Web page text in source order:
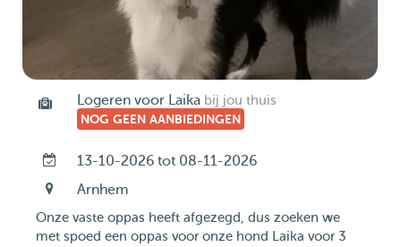
Logeren voor Laika bij jou thuis
NOG GEEN AANBIEDINGEN
13-10-2026 tot 08-11-2026
Arnhem
Onze vaste oppas heeft afgezegd, dus zoeken we
met spoed een oppas voor onze hond Laika voor 3